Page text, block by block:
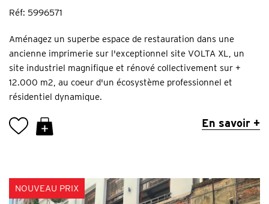
Réf: 5996571
Aménagez un superbe espace de restauration dans une
ancienne imprimerie sur l'exceptionnel site VOLTA XL, un
site industriel magnifique et rénové collectivement sur +
12.000 m2, au coeur d'un écosystème professionnel et
résidentiel dynamique.
En savoir +
NOUVEAU PRIX